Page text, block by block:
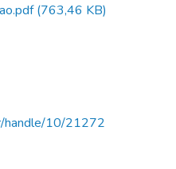
(763,46 KB)
handle/10/21272